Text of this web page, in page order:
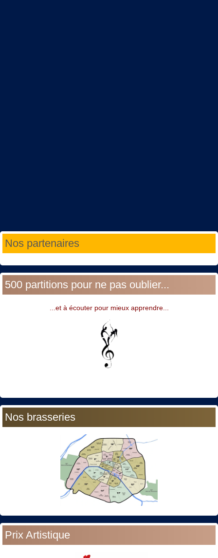
Nos partenaires
500 partitions pour ne pas oublier...
...et à écouter pour mieux apprendre...
Nos brasseries
Prix Artistique
Année
précédente
Mois
précédent
Année
suivante
Mois
suivant